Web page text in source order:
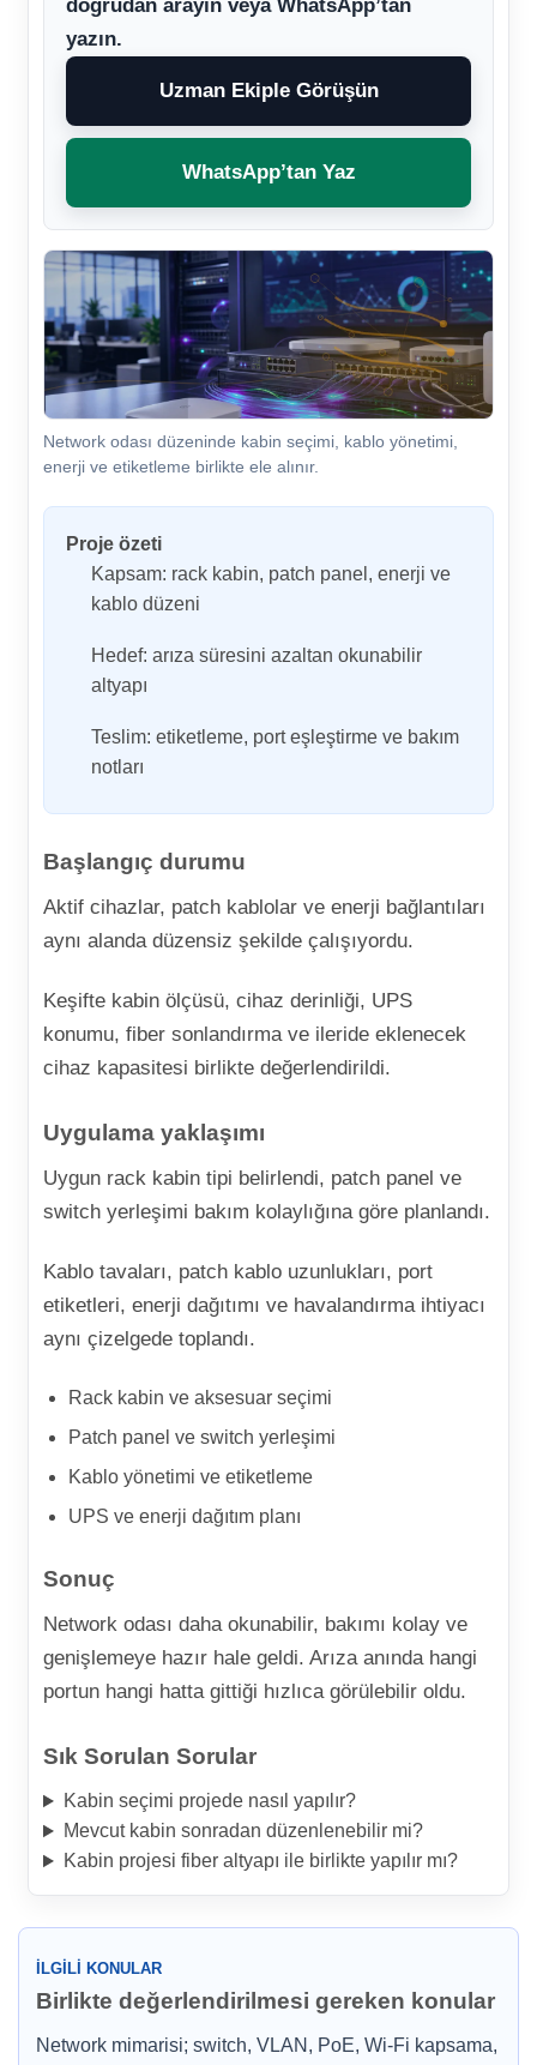
doğrudan arayın veya WhatsApp’tan
yazın.
Uzman Ekiple Görüşün
WhatsApp’tan Yaz
Network odası düzeninde kabin seçimi, kablo yönetimi,
enerji ve etiketleme birlikte ele alınır.
Proje özeti
Kapsam: rack kabin, patch panel, enerji ve
kablo düzeni
Hedef: arıza süresini azaltan okunabilir
altyapı
Teslim: etiketleme, port eşleştirme ve bakım
notları
Başlangıç durumu
Aktif cihazlar, patch kablolar ve enerji bağlantıları
aynı alanda düzensiz şekilde çalışıyordu.
Keşifte kabin ölçüsü, cihaz derinliği, UPS
konumu, fiber sonlandırma ve ileride eklenecek
cihaz kapasitesi birlikte değerlendirildi.
Uygulama yaklaşımı
Uygun rack kabin tipi belirlendi, patch panel ve
switch yerleşimi bakım kolaylığına göre planlandı.
Kablo tavaları, patch kablo uzunlukları, port
etiketleri, enerji dağıtımı ve havalandırma ihtiyacı
aynı çizelgede toplandı.
Rack kabin ve aksesuar seçimi
Patch panel ve switch yerleşimi
Kablo yönetimi ve etiketleme
UPS ve enerji dağıtım planı
Sonuç
Network odası daha okunabilir, bakımı kolay ve
genişlemeye hazır hale geldi. Arıza anında hangi
portun hangi hatta gittiği hızlıca görülebilir oldu.
Sık Sorulan Sorular
Kabin seçimi projede nasıl yapılır?
Mevcut kabin sonradan düzenlenebilir mi?
Kabin projesi fiber altyapı ile birlikte yapılır mı?
İLGILI KONULAR
Birlikte değerlendirilmesi gereken konular
Network mimarisi; switch, VLAN, PoE, Wi-Fi kapsama,